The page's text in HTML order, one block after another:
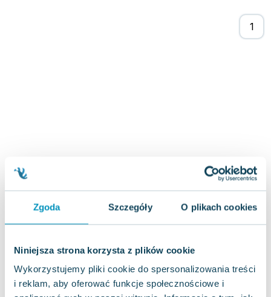
Zgoda Szczegóły O plikach cookies
Niniejsza strona korzysta z plików cookie
Wykorzystujemy pliki cookie do spersonalizowania treści
i reklam, aby oferować funkcje społecznościowe i
Nela Mała Reporterka
Agnieszka Maciąg
Barbara Wrzesińska
Terry Pratchett
Lorraine Warren
Ajahn Brahm
Lucinda Riley